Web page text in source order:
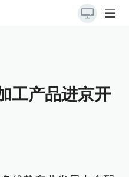
工产品进京开